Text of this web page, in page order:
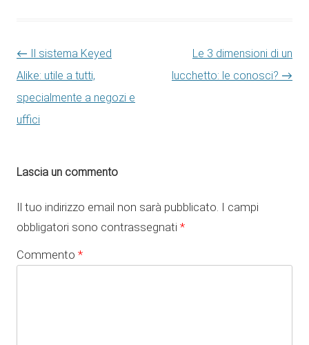
Navigazione articolo
← Il sistema Keyed
Alike: utile a tutti,
specialmente a negozi e
uffici
Le 3 dimensioni di un
lucchetto: le conosci? →
Lascia un commento
Il tuo indirizzo email non sarà pubblicato. I campi
obbligatori sono contrassegnati *
Commento *